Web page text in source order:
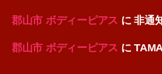
郡山市 ボディーピアス に非通
郡山市 ボディーピアス に